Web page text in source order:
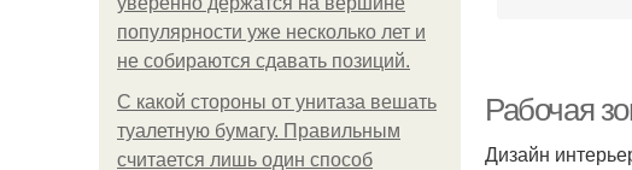
популярности уже несколько лет и
не собираются сдавать позиций.
С какой стороны от унитаза вешать
туалетную бумагу. Правильным
считается лишь один способ
Рабочая
Дизайн